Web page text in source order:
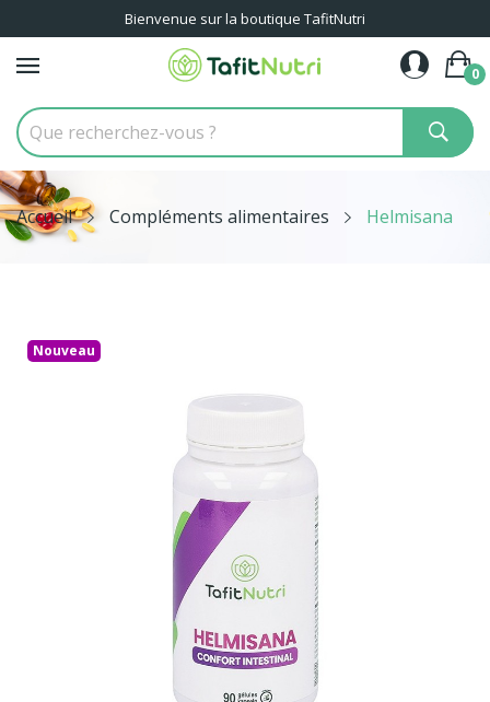
Bienvenue sur la boutique TafitNutri
0
Accueil Compléments alimentaires Helmisana
Nouveau